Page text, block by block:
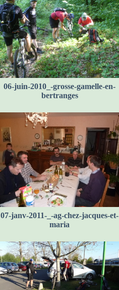
06-juin-2010_-grosse-gamelle-en-
bertranges
07-janv-2011-_-ag-chez-jacques-et-
maria